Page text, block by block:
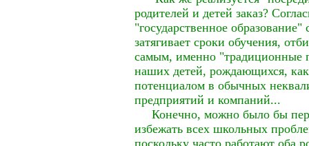
родителей и детей заказ?
"государственное
затягивает сроки обучения,
самым, именно "традиционные
наших детей, рождающихся,
потенциалом в обычных
предприятий и компаний...
Конечно, можно было бы
избежать всех школьных
поскольку часто работают оба